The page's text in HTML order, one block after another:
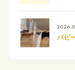
パピ